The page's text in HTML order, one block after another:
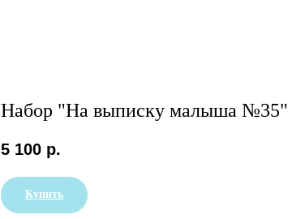
Набор "На выписку малыша №35"
5 100 р.
Купить